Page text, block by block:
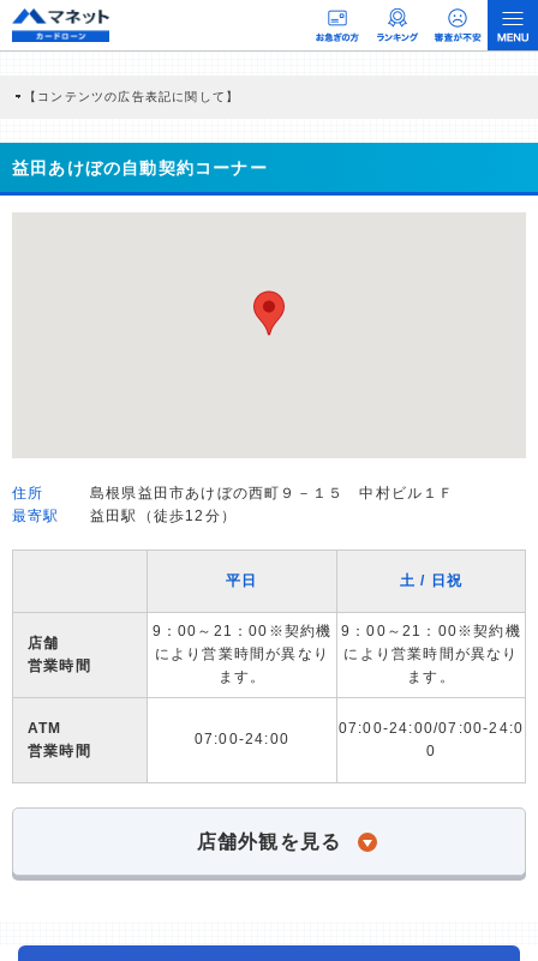
【コンテンツの広告表記に関して】
商品を根拠なくPRするものではなく、当編集部の調査／ユーザーへの口コミ収集な
どに基づき、公平性を担保した情報提供を行っています。
>提携企業一覧
益田あけぼの自動契約コーナー
住所
島根県益田市あけぼの西町９－１５ 中村ビル１Ｆ
最寄駅
益田駅（徒歩12分）
平日 土 / 日祝
店舗
営業時間
9：00～21：00※契約機
により営業時間が異なり
ます。
9：00～21：00※契約機
により営業時間が異なり
ます。
ATM
営業時間
07:00-24:00
07:00-24:00/07:00-24:0
0
店舗外観を見る